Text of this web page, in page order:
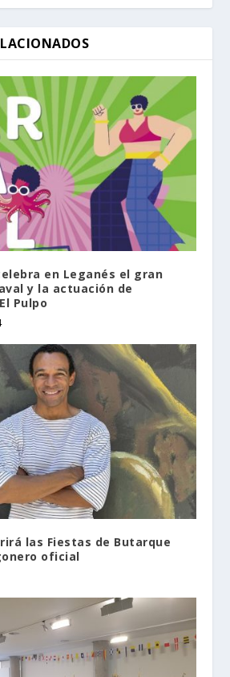
en Leganés el gran
y la actuación de
Pulpo
las Fiestas de Butarque
oficial